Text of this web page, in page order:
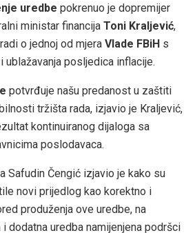
uredbe pokrenuo je dopremijer
ministar financija Toni Kraljević,
o jednoj od mjera Vlade FBiH s
posljedica inflacije.
potvrđuje našu predanost u zaštiti
tržišta rada, izjavio je Kraljević,
kontinuiranog dijaloga sa
poslodavaca.
Safudin Čengić izjavio je kako su
novi prijedlog kao korektno i
produženja ove uredbe, na
dodatna uredba namijenjena podršci